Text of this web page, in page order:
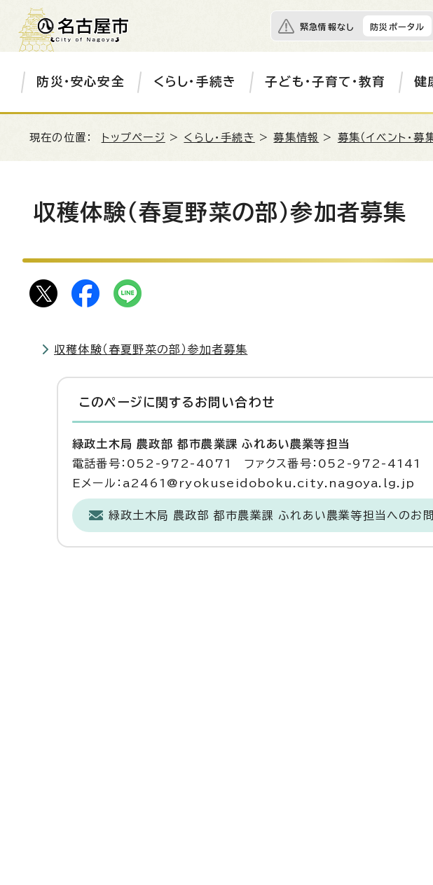
緊急情報なし 防災ポータル
防災・安心安全 くらし・手続き 子ども・子育て・教育 健
現在の位置： トップページ > くらし・手続き >募集情報 > 募集（イベント・募
収穫体験（春夏野菜の部）参加者募集
収穫体験（春夏野菜の部）参加者募集
このページに関する お問い合わせ
緑政土木局 農政部 都市農業課 ふれあい農業等担当
電話番号：052-972-4071 ファクス番号：052-972-4141
Eメール：a2461@ryokuseidoboku.city.nagoya.lg.jp
緑政土木局 農政部 都市農業課 ふれあい農業等担当へのお